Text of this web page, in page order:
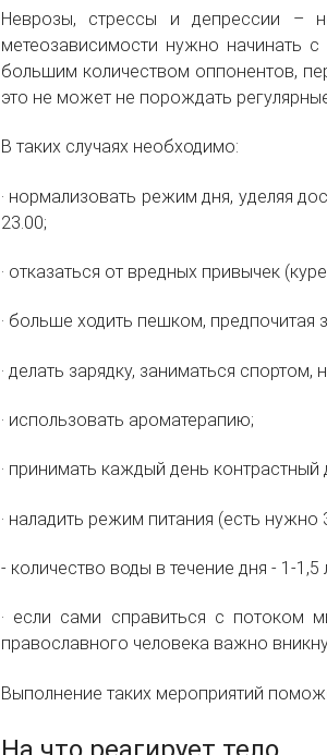
Неврозы, стрессы и депрессии –
метеозависимости нужно начинать
большим количеством оппонентов,
это не может не порождать
В таких случаях необходимо:
· нормализовать режим дня, уделяя
23.00;
· отказаться от вредных привычек
· больше ходить пешком, предпочитая
· делать зарядку, заниматься
· использовать ароматерапию;
· принимать каждый день контрастный
· наладить режим питания (есть
- количество воды в течение дня - 1-1,5
· если сами справиться с потоком
православного человека важно
Выполнение таких мероприятий